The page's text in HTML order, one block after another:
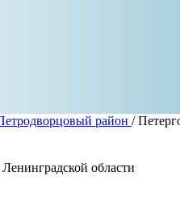
район /
области